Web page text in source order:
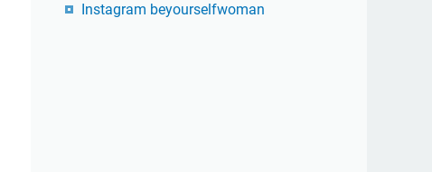
Instagram beyourselfwoman